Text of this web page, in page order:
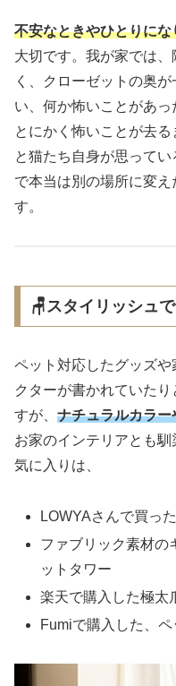
不安なときやひとりに
大切です。我が家では
く、クローゼットの奥
い、何か怖いことがあっ
とにかく怖いことが去
と猫たち自身が思って
で本当は別の場所に変
す。
🪑スタイリッシュ
ペット対応したグッズ
クターが書かれていた
すが、 ナチュラルカラ
お家のインテリアとも
気に入りは、
LOWYAさんで買っ
ファブリック素材の
ットタワー
楽天で購入した極太
Fumiで購入した、